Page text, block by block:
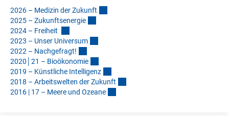
2026 – Medizin der Zukunft
2025 – Zukunftsenergie
2024 – Freiheit
2023 – Unser Universum
2022 – Nachgefragt!
2020│21 – Bioökonomie
2019 – Künstliche Intelligenz
2018 – Arbeitswelten der Zukunft
2016 | 17 – Meere und Ozeane